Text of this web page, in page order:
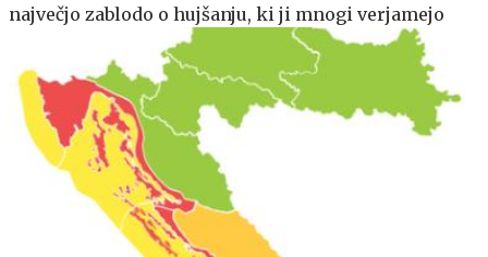
največjo zablodo o hujšanju, ki ji mnogi verjamejo